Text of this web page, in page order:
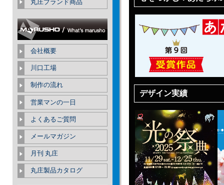
丸庄ブランド商品
会社概要
川口工場
制作の流れ
営業マンの一日
よくあるご質問
メールマガジン
月刊 丸庄
丸庄製品カタログ
デザイン実績